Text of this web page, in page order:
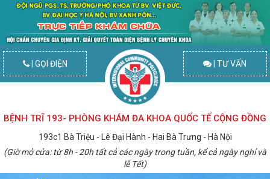
| GỌI ĐIỆN | TƯ VẤN
BỆNH TRĨ 193- PHÒNG KHÁM ĐA KHOA QUỐC TẾ CỘNG ĐỒNG
193c1 Bà Triệu - Lê Đại Hành - Hai Bà Trưng - Hà Nội
(Giờ mở cửa: từ 8h - 20h tất cả các ngày trong tuần, kể cả ngày nghỉ và
lễ Tết)